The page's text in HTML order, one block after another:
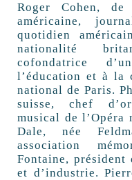
Roger Cohen,
américaine,
quotidien
nationalité
cofondatrice
l’éducation et à la
national de Paris.
suisse, chef
musical de l’Opéra
Dale, née
association
Fontaine, président
et d’industrie.